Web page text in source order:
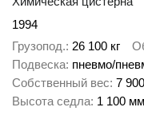
1994
Грузопод. 26 100 кг
Подвеска пневмо/
Собственный вес 7
Высота седла 1 100 мм